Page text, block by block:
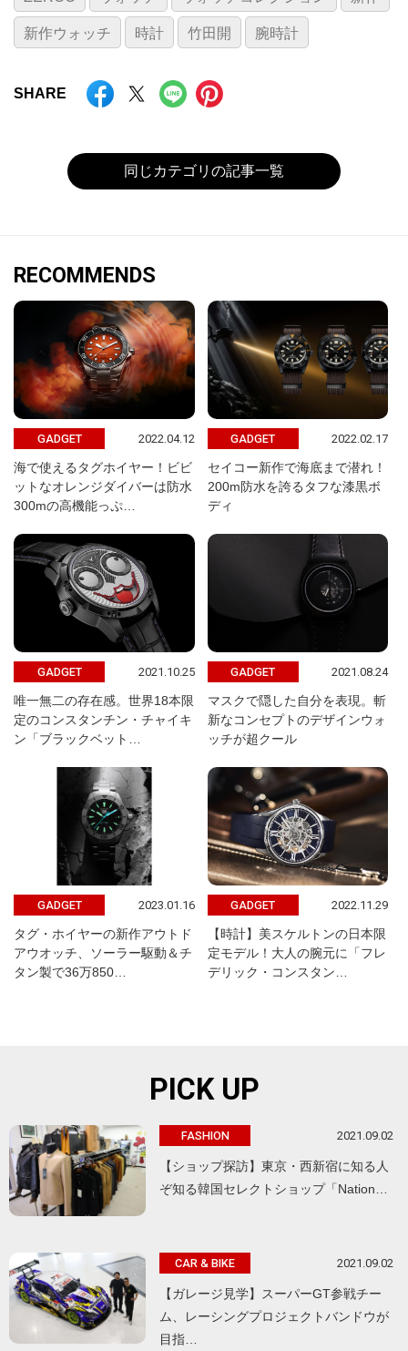
新作ウォッチ 時計 竹田開 腕時計
SHARE
同じカテゴリの記事一覧
RECOMMENDS
GADGET 2022.04.12
海で使えるタグホイヤー！ビビ
ットなオレンジダイバーは防水
300mの高機能っぷ…
GADGET 2022.02.17
セイコー新作で海底まで潜れ！
200m防水を誇るタフな漆黒ボ
ディ
GADGET 2021.10.25
唯一無二の存在感。世界18本限
定のコンスタンチン・チャイキ
ン「ブラックベット…
GADGET 2021.08.24
マスクで隠した自分を表現。斬
新なコンセプトのデザインウォ
ッチが超クール
GADGET 2023.01.16
タグ・ホイヤーの新作アウトド
アウオッチ、ソーラー駆動＆チ
タン製で36万850…
GADGET 2022.11.29
【時計】美スケルトンの日本限
定モデル！大人の腕元に「フレ
デリック・コンスタン…
PICK UP
FASHION 2021.09.02
【ショップ探訪】東京・西新宿に知る人
ぞ知る韓国セレクトショップ「Nation…
CAR & BIKE 2021.09.02
【ガレージ見学】スーパーGT参戦チー
ム、レーシングプロジェクトバンドウが
目指…